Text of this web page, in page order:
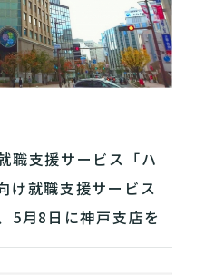
職支援サービス「ハ
け就職支援サービス
5月8日に神戸支店を